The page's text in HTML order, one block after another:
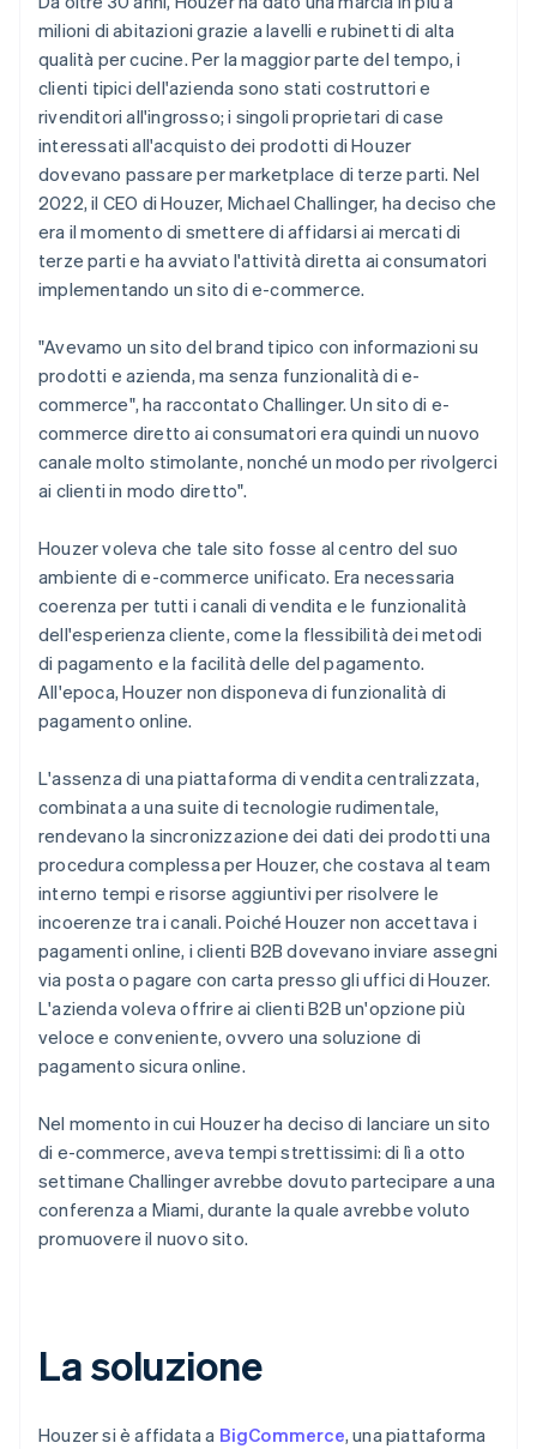
milioni di abitazioni grazie a lavelli e rubinetti di alta
qualità per cucine. Per la maggior parte del tempo, i
clienti tipici dell'azienda sono stati costruttori e
rivenditori all'ingrosso; i singoli proprietari di case
interessati all'acquisto dei prodotti di Houzer
dovevano passare per marketplace di terze parti. Nel
2022, il CEO di Houzer, Michael Challinger, ha deciso che
era il momento di smettere di affidarsi ai mercati di
terze parti e ha avviato l'attività diretta ai consumatori
implementando un sito di e-commerce.
"Avevamo un sito del brand tipico con informazioni su
prodotti e azienda, ma senza funzionalità di e-
commerce", ha raccontato Challinger. Un sito di e-
commerce diretto ai consumatori era quindi un nuovo
canale molto stimolante, nonché un modo per rivolgerci
ai clienti in modo diretto".
Houzer voleva che tale sito fosse al centro del suo
ambiente di e-commerce unificato. Era necessaria
coerenza per tutti i canali di vendita e le funzionalità
dell'esperienza cliente, come la flessibilità dei metodi
di pagamento e la facilità delle del pagamento.
All'epoca, Houzer non disponeva di funzionalità di
pagamento online.
L'assenza di una piattaforma di vendita centralizzata,
combinata a una suite di tecnologie rudimentale,
rendevano la sincronizzazione dei dati dei prodotti una
procedura complessa per Houzer, che costava al team
interno tempi e risorse aggiuntivi per risolvere le
incoerenze tra i canali. Poiché Houzer non accettava i
pagamenti online, i clienti B2B dovevano inviare assegni
via posta o pagare con carta presso gli uffici di Houzer.
L'azienda voleva offrire ai clienti B2B un'opzione più
veloce e conveniente, ovvero una soluzione di
pagamento sicura online.
Nel momento in cui Houzer ha deciso di lanciare un sito
di e-commerce, aveva tempi strettissimi: di lì a otto
settimane Challinger avrebbe dovuto partecipare a una
conferenza a Miami, durante la quale avrebbe voluto
promuovere il nuovo sito.
La soluzione
Houzer si è affidata a BigCommerce, una piattaforma